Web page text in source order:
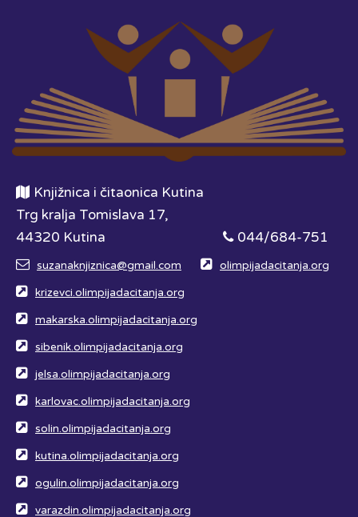
Knjižnica i čitaonica Kutina
Trg kralja Tomislava 17,
44320 Kutina
044/684-751
suzanaknjiznica@gmail.com olimpijadacitanja.org
krizevci.olimpijadacitanja.org
makarska.olimpijadacitanja.org
sibenik.olimpijadacitanja.org
jelsa.olimpijadacitanja.org
karlovac.olimpijadacitanja.org
solin.olimpijadacitanja.org
kutina.olimpijadacitanja.org
ogulin.olimpijadacitanja.org
varazdin.olimpijadacitanja.org